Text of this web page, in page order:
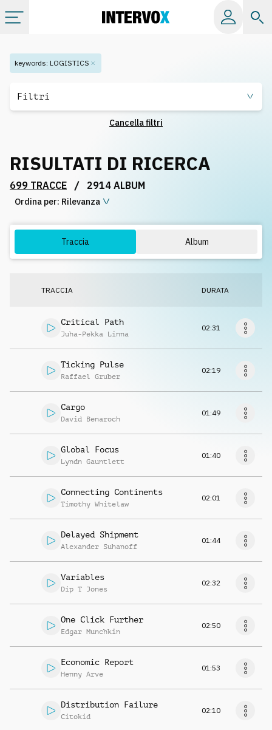
Categorie
Playlist
Licenze
keywords: LOGISTICS
Filtri
Cancella filtri
RISULTATI DI RICERCA
699 TRACCE / 2914 ALBUM
Ordina per: Rilevanza
Traccia Album
TRACCIA DURATA
Critical Path
Juha-Pekka Linna
02:31
Ticking Pulse
Raffael Gruber
02:19
Cargo
David Benaroch
01:49
Global Focus
Lyndn Gauntlett
01:40
Connecting Continents
Timothy Whitelaw
02:01
Delayed Shipment
Alexander Suhanoff
01:44
Variables
Dip T Jones
02:32
One Click Further
Edgar Munchkin
02:50
Economic Report
Henny Arve
01:53
Distribution Failure
Citokid
02:10